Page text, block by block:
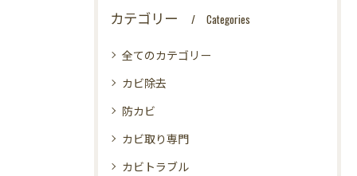
カテゴリー Categories
全てのカテゴリー
カビ除去
防カビ
カビ取り専門
カビトラブル